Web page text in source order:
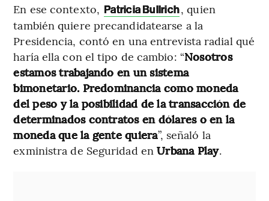
En ese contexto, Patricia Bullrich, quien
también quiere precandidatearse a la
Presidencia, contó en una entrevista radial qué
haría ella con el tipo de cambio: “Nosotros
estamos trabajando en un sistema
bimonetario. Predominancia como moneda
del peso y la posibilidad de la transacción de
determinados contratos en dólares o en la
moneda que la gente quiera”, señaló la
exministra de Seguridad enUrbana Play.